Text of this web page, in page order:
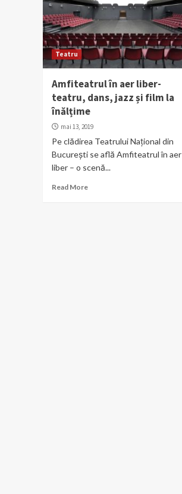
Teatru
Amfiteatrul în aer liber-
teatru, dans, jazz și film la
înălțime
mai 13, 2019
Pe clădirea Teatrului Național din
București se află Amfiteatrul în aer
liber – o scenă...
Read More